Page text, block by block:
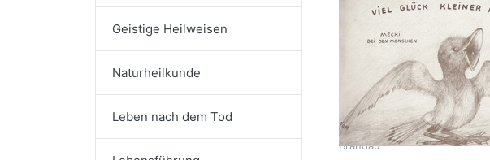
Geistige Heilweisen
Naturheilkunde
Leben nach dem Tod
Mecki bei den
Menschen
Band II- Viel
Glück kleiner
Mecki!
Andrea Braig, Reinhart
Brandau